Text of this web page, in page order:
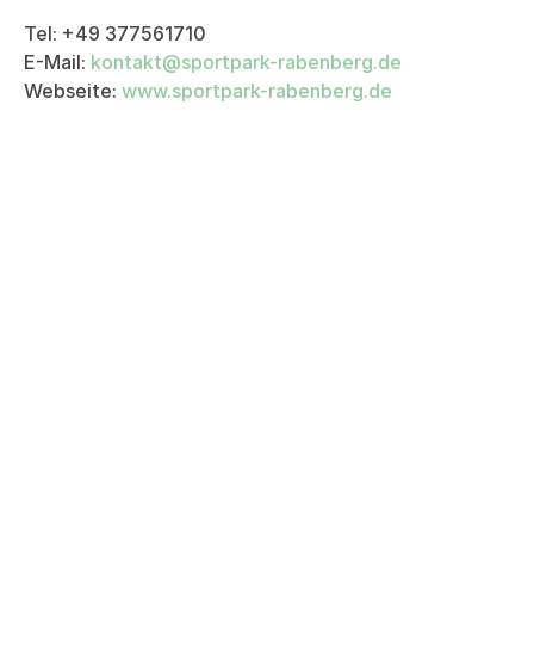
Tel: +49 377561710
E-Mail: kontakt@sport­park-raben­berg.de
Webseite: www.sportpark-rabenberg.de